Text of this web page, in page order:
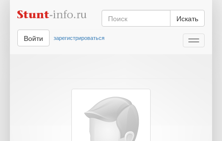
Искать
Toggle
Войти зарегистрироваться